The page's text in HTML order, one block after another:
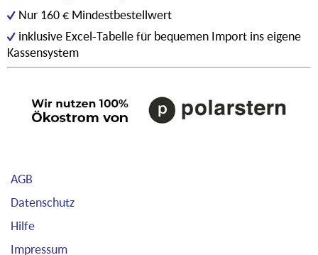
Nur 160 € Mindestbestellwert
inklusive Excel-Tabelle für bequemen Import ins eigene
Kassensystem
AGB
Datenschutz
Hilfe
Impressum